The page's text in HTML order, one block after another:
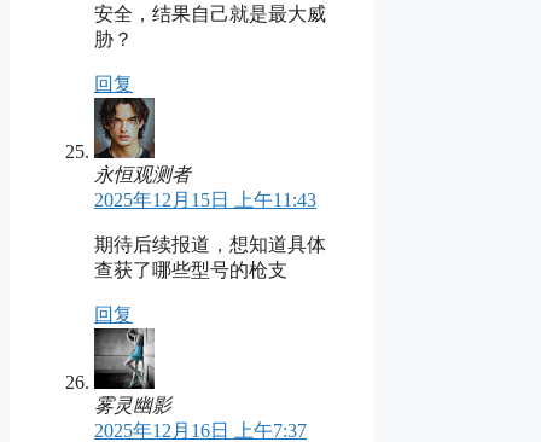
安全，结果自己就是最大威
胁？
回复
永恒观测者
2025年12月15日 上午11:43
期待后续报道，想知道具体
查获了哪些型号的枪支
回复
雾灵幽影
2025年12月16日 上午7:37